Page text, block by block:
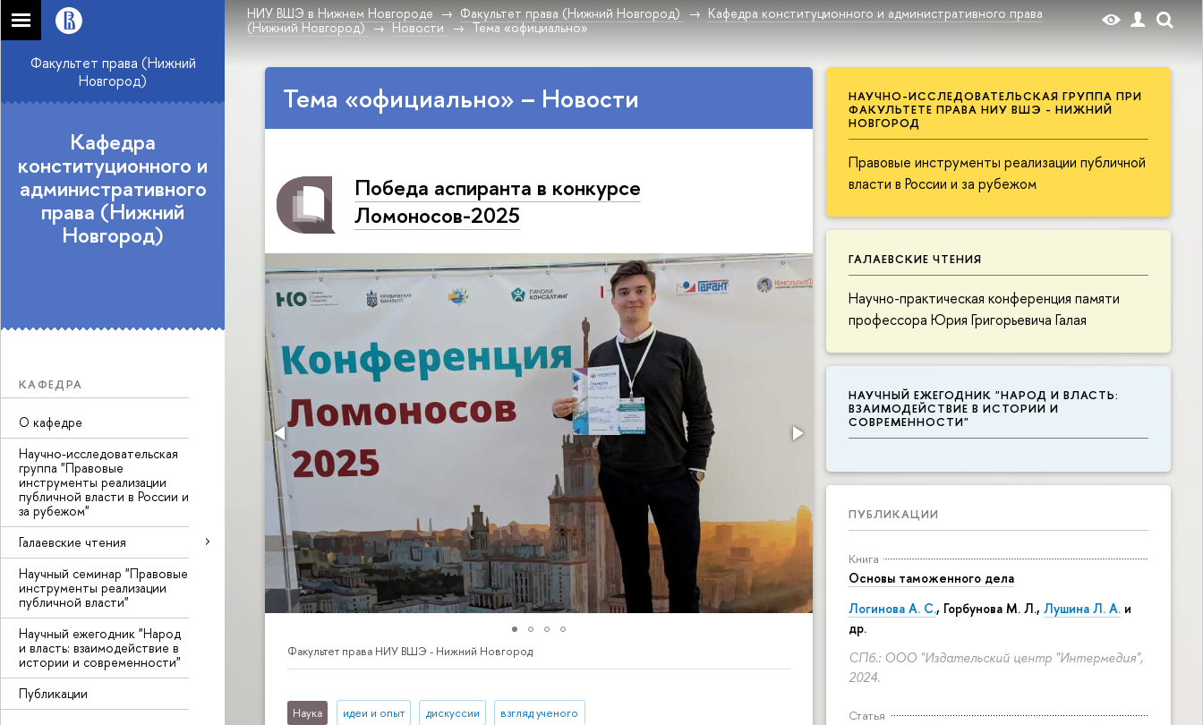
НИУ ВШЭ в Нижнем Новгороде Факультет права (Нижний Новгород)
Кафедра конституционного и административного права
(Нижний Новгород)
Новости Тема «официально»
Факультет права (Нижний
Новгород)
Кафедра
конституционного и
административного
права (Нижний
Новгород)
КАФЕДРА
О кафедре
Научно-исследовательская
группа "Правовые
инструменты реализации
публичной власти в России и
за рубежом"
Галаевские чтения
Научный семинар "Правовые
инструменты реализации
публичной власти"
Научный ежегодник "Народ
и власть: взаимодействие в
истории и современности"
Публикации
НАУЧНО-ИССЛЕДОВАТЕЛЬСКАЯ ГРУППА ПРИ
ФАКУЛЬТЕТЕ ПРАВА НИУ ВШЭ - НИЖНИЙ
НОВГОРОД
Правовые инструменты реализации публичной
власти в России и за рубежом
ГАЛАЕВСКИЕ ЧТЕНИЯ
Научно-практическая конференция памяти
профессора Юрия Григорьевича Галая
НАУЧНЫЙ ЕЖЕГОДНИК "НАРОД И ВЛАСТЬ:
ВЗАИМОДЕЙСТВИЕ В ИСТОРИИ И
СОВРЕМЕННОСТИ"
ПУБЛИКАЦИИ
Книга
Основы таможенного дела
Логинова А. С., Горбунова М. Л., Лушина Л. А. и
др.
СПб.: ООО "Издательский центр "Интермедия",
2024.
Статья
Тема «официально» – Новости
Победа аспиранта в конкурсе
Ломоносов-2025
Факультет права НИУ ВШЭ - Нижний Новгород
Наука идеи и опыт дискуссии взгляд ученого